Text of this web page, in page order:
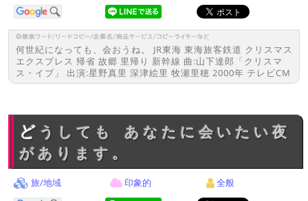
何世紀になっても、会おうね。 JR東海 東海旅客鉄道 クリスマス
エクスプレス 帰省 故郷 里帰り 新幹線 曲:山下達郎「クリスマ
ス・イブ」 出演:星野真里 深津絵里 牧瀬里穂 2000年 テレビCM
どうしても あなたに会いたい夜
があります。
旅/地域 印象的 全般